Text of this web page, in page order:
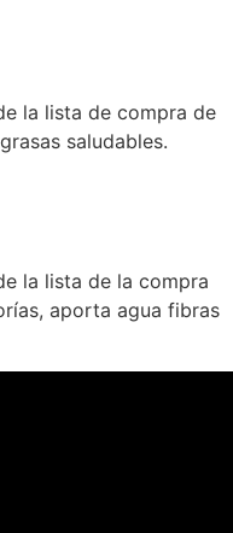
la lista de compra de
saludables.
la lista de la compra
aporta agua fibras